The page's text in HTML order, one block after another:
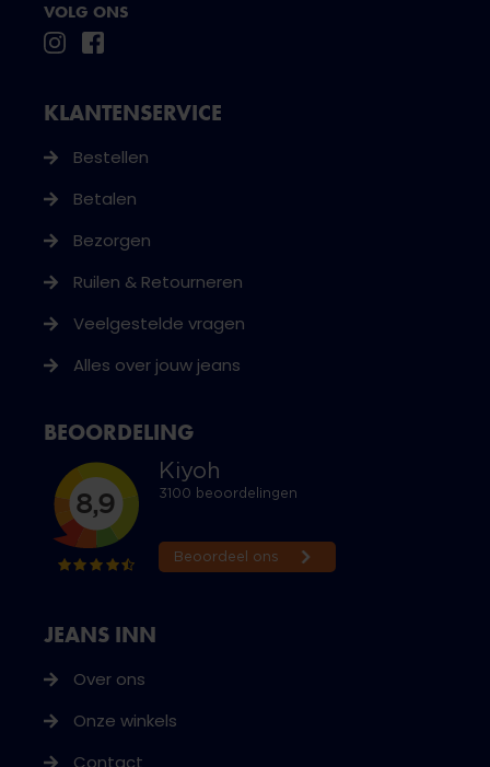
VOLG ONS
JEANS INN
Over ons
Onze winkels
Contact
KLANTENSERVICE
Bestellen
Betalen
Bezorgen
Ruilen & Retourneren
Veelgestelde vragen
Alles over jouw jeans
BEOORDELING